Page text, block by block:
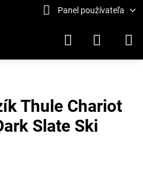
Panel používateľa
Thule Chariot
Slate Ski